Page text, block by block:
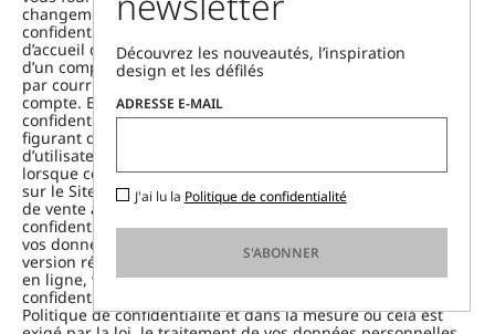
changements substantiels de cette Politique de
confidentialité en ajoutant un communiqué sur la page
d’accueil de ce Site web ou, pour les personnes disposant
d’un compte d’utilisateur, en leur envoyant une notification
par courriel ou en ajoutant un communiqué sur leur
compte. En acceptant la version modifiée de la Politique de
confidentialité en cliquant sur le bouton « j’accepte »
figurant dans le courriel ou sur la page de votre compte
d’utilisateur (lequel sera mis à disposition des utilisateurs
lorsque cela est exigé par la loi), ou en effectuant un achat
sur le Site web ou dans n’importe quelle Boutique ou Point
de vente après la révision de cette Politique de
confidentialité, ou en soumettant de toute autre manière
vos données personnelles sur le Site web après que la
version révisée de la Politique de confidentialité ait été mise
en ligne, vous acceptez la nouvelle teneur de la Politique de
confidentialité. Suite aux changements apportés à la
Politique de confidentialité et dans la mesure où cela est
Découvrez les nouveautés, l’inspiration
design et les défilés
ADRESSE E-MAIL
J'ai lu la Politique de confidentialité
S'ABONNER